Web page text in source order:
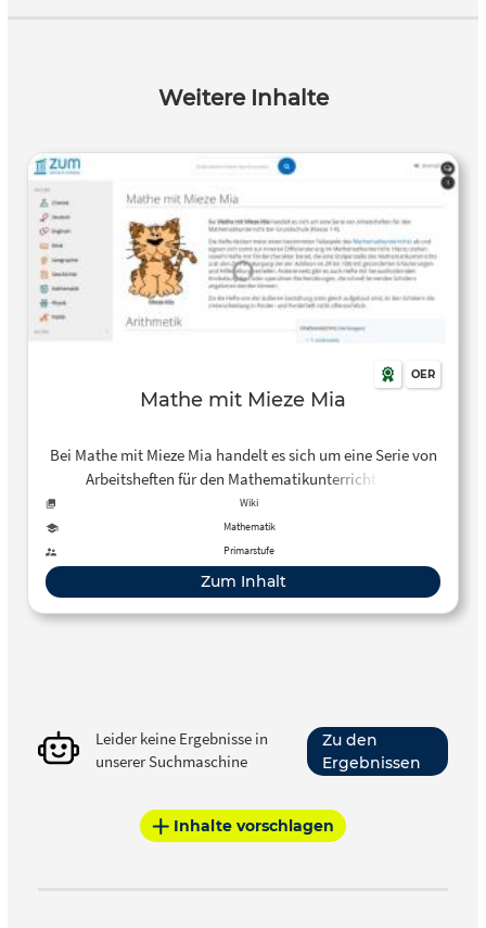
Weitere Inhalte
OER
Mathe mit Mieze Mia
Bei Mathe mit Mieze Mia handelt es sich um eine Serie von
Arbeitsheften für den Mathematikunterricht der
Grundschule (Klasse 1-4).
Wiki
Mathematik
Primarstufe
Zum Inhalt
Leider keine Ergebnisse in
unserer Suchmaschine
Zu den
Ergebnissen
Inhalte vorschlagen